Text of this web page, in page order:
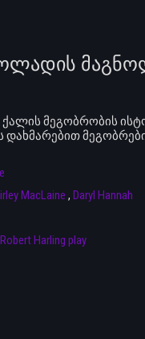
მეგობრობის
MacLaine , Daryl Hannah
Robert Harling play